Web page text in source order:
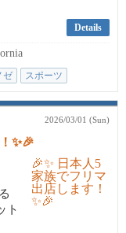
Details
ゼ スポーツ
2026/03/01 (Sun)
✨🎉
ト